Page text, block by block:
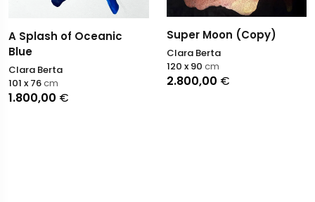
A Splash of Oceanic
Blue
Clara Berta
1.800,00 €
101 x 76cm
Super Moon (Copy)
Clara Berta
2.800,00 €
120 x 90 cm